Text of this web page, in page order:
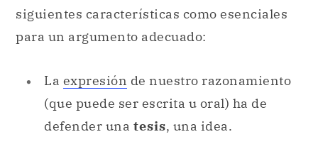
siguientes características como esenciales
para un argumento adecuado:
La expresión de nuestro razonamiento
(que puede ser escrita u oral) ha de
defender una tesis, una idea.